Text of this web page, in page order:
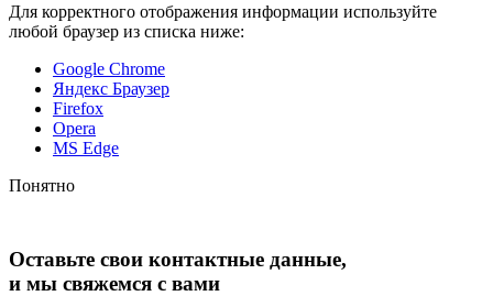
Для корректного отображения информации используйте
любой браузер из списка ниже:
Google Chrome
Яндекс Браузер
Firefox
Opera
MS Edge
Понятно
Оставьте свои контактные данные,
и мы свяжемся с вами